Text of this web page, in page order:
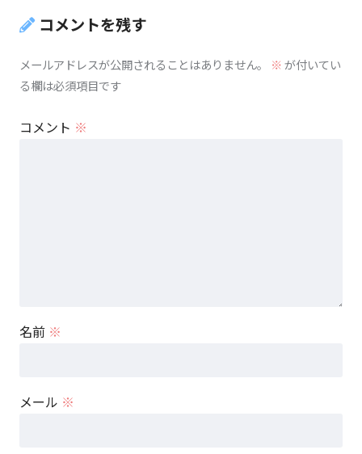
コメントを残す
メールアドレスが公開されることはありません。 ※が付いてい
る欄は必須項目です
コメント ※
名前 ※
メール ※